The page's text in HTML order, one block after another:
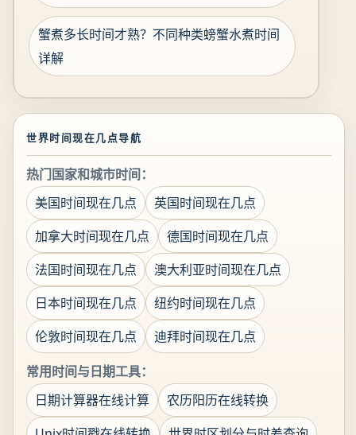
蟹煮多长时间才熟？不同种类螃蟹水煮时间
详解
世界时间现在几点导航
热门国家和城市时间：
美国时间现在几点
英国时间现在几点
加拿大时间现在几点
德国时间现在几点
法国时间现在几点
澳大利亚时间现在几点
日本时间现在几点
纽约时间现在几点
伦敦时间现在几点
迪拜时间现在几点
常用时间与日期工具：
日期计算器在线计算
农历阳历在线转换